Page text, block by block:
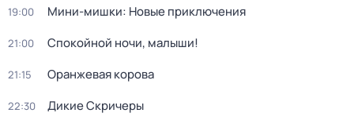
19:00 Мини-мишки: Новые приключения
21:00 Спокойной ночи, малыши!
21:15 Оранжевая корова
22:30 Дикие Скричеры